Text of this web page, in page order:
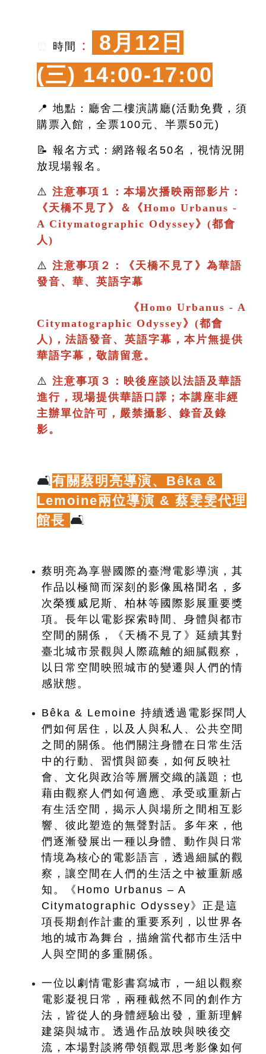
時間 ：
8月12日
(三) 14:00-17:00
📍 地點：廳舍二樓演講廳(活動免費，須
購票入館，全票100元、半票50元)
📝 報名方式：網路報名50名，視情況開
放現場報名。
⚠️ 注意事項１：本場次播映兩部影片：
《天橋不見了 》＆ 《Homo Urbanus -
A Citymatographic Odyssey》(都會
人)
⚠️ 注意事項２： 《天橋不見了 》 為華語
發音、華、英語字幕
《Homo Urbanus - A
Citymatographic Odyssey》(都會
人)，法語發音、英語字幕，本片無提供
華語字幕，敬請留意。
⚠️ 注意事項３：映後座談以法語及華語
進行 ，現場提供華語口譯； 本講座非經
主辦單位許可，嚴禁攝影、錄音及錄
影。
🛋️有關蔡明亮導演、 Bêka &
Lemoine兩位導演 & 蔡雯雯代理
館長 🛋️
蔡明亮為享譽國際的臺灣電影導演，其
作品以極簡而深刻的影像風格聞名，多
次榮獲威尼斯、柏林等國際影展重要獎
項。長年以電影探索時間、身體與都市
空間的關係，《天橋不見了》延續其對
臺北城市景觀與人際疏離的細膩觀察，
以日常空間映照城市的變遷與人們的情
感狀態。
Bêka & Lemoine 持續透過電影探問人
們如何居住，以及人與私人、公共空間
之間的關係。他們關注身體在日常生活
中的行動、習慣與節奏，如何反映社
會、文化與政治等層層交織的議題；也
藉由觀察人們如何適應、承受或重新占
有生活空間，揭示人與場所之間相互影
響、彼此塑造的無聲對話。多年來，他
們逐漸發展出一種以身體、動作與日常
情境為核心的電影語言，透過細膩的觀
察，讓空間在人們的生活之中被重新感
知。《Homo Urbanus – A
Citymatographic Odyssey》正是這
項長期創作計畫的重要系列，以世界各
地的城市為舞台，描繪當代都市生活中
人與空間的多重關係。
一位以劇情電影書寫城市，一組以觀察
電影凝視日常，兩種截然不同的創作方
法，皆從人的身體經驗出發，重新理解
建築與城市。透過作品放映與映後交
流，本場對談將帶領觀眾思考影像如何